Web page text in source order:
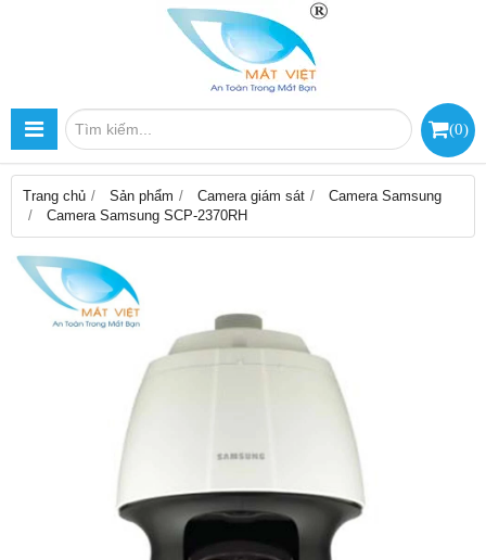
(0)
Trang chủ Sản phẩm Camera giám sát
Camera Samsung
Camera Samsung SCP-2370RH